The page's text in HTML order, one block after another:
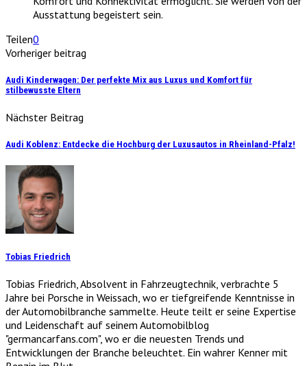
Ausstattung begeistert sein.
Teilen0
Vorheriger beitrag
Audi Kinderwagen: Der perfekte Mix aus Luxus und Komfort für
stilbewusste Eltern
Nächster Beitrag
Audi Koblenz: Entdecke die Hochburg der Luxusautos in Rheinland-Pfalz!
Tobias Friedrich
Tobias Friedrich, Absolvent in Fahrzeugtechnik, verbrachte 5
Jahre bei Porsche in Weissach, wo er tiefgreifende Kenntnisse in
der Automobilbranche sammelte. Heute teilt er seine Expertise
und Leidenschaft auf seinem Automobilblog
"germancarfans.com", wo er die neuesten Trends und
Entwicklungen der Branche beleuchtet. Ein wahrer Kenner mit